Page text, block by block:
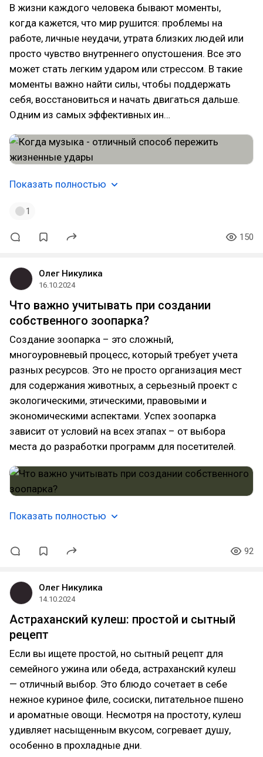
В жизни каждого человека бывают моменты,
когда кажется, что мир рушится: проблемы на
работе, личные неудачи, утрата близких людей или
просто чувство внутреннего опустошения. Все это
может стать легким ударом или стрессом. В такие
моменты важно найти силы, чтобы поддержать
себя, восстановиться и начать двигаться дальше.
Одним из самых эффективных ин…
Показать полностью
1
150
Олег Никулика
16.10.2024
Что важно учитывать при создании
собственного зоопарка?
Создание зоопарка – это сложный,
многоуровневый процесс, который требует учета
разных ресурсов. Это не просто организация мест
для содержания животных, а серьезный проект с
экологическими, этическими, правовыми и
экономическими аспектами. Успех зоопарка
зависит от условий на всех этапах – от выбора
места до разработки программ для посетителей.
Показать полностью
92
Олег Никулика
14.10.2024
Астраханский кулеш: простой и сытный
рецепт
Если вы ищете простой, но сытный рецепт для
семейного ужина или обеда, астраханский кулеш
— отличный выбор. Это блюдо сочетает в себе
нежное куриное филе, сосиски, питательное пшено
и ароматные овощи. Несмотря на простоту, кулеш
удивляет насыщенным вкусом, согревает душу,
особенно в прохладные дни.